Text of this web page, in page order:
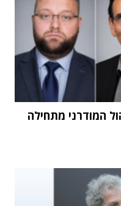
המודרני מתחילה